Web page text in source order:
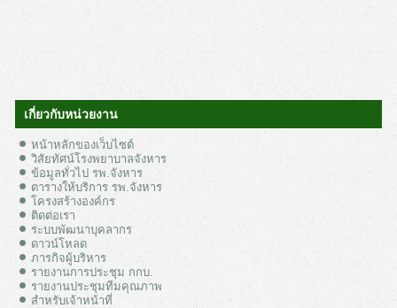
เกี่ยวกับหน่วยงาน
หน้าหลักของเว็บไซต์
วิสัยทัศน์โรงพยาบาลจังหาร
ข้อมูลทั่วไป รพ.จังหาร
ตารางให้บริการ รพ.จังหาร
โครงสร้างองค์กร
ติดต่อเรา
ระบบพัฒนาบุคลากร
ดาวน์โหลด
ภารกิจผู้บริหาร
รายงานการประชุม กกบ.
รายงานประชุมทีมคุณภาพ
สำหรับเจ้าหน้าที่